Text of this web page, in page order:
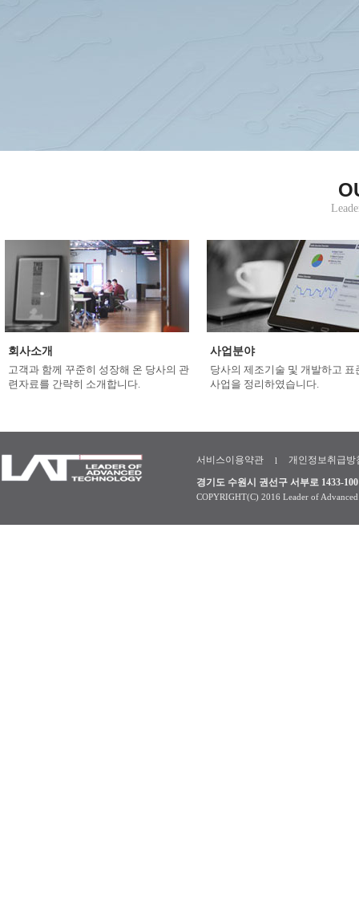
회사소개
고객과 함께 꾸준히 성장해 온 당사의 관
련자료를 간략히 소개합니다.
사업분야
당사의 제조기술 및 개발하고 표
사업을 정리하였습니다.
서비스이용약관 l
개인정보취급방
경기도 수원시 권선구 서부로 1433-
COPYRIGHT(C) 2016 Leader of